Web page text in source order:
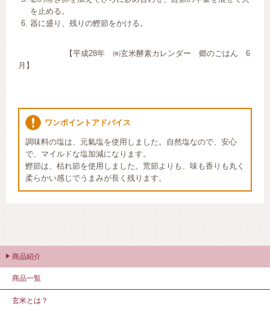
を止める。
器に盛り、残りの鰹節をかける。
【平成28年 ㈱玄米酵素カレンダー 郷のごはん 6
月】
ワンポイントアドバイス
調味料の塩は、元氣塩を使用しました。自然塩なので、安心
で、マイルドな塩加減になります。
鰹節は、枯れ節を使用しました。荒節よりも、味も香りも丸く
柔らかい感じでうまみが長く残ります。
商品紹介
商品一覧
玄米とは？